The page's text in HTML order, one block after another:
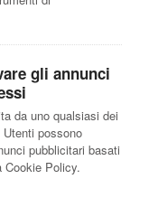
gli annunci
da uno qualsiasi dei
possono
pubblicitari basati
Cookie Policy.